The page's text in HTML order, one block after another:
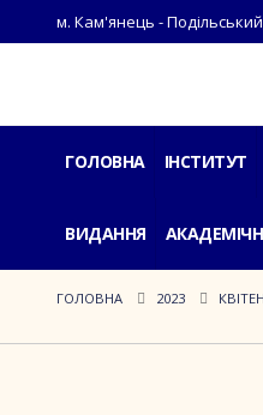
м. Кам'янець -
ГОЛОВНА ІНСТИТУТ
ВИДАННЯ
ГОЛОВНА 2023